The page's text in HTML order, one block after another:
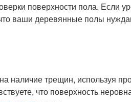
поверхности пола. Если
ваши деревянные полы
наличие трещин, используя
что поверхность